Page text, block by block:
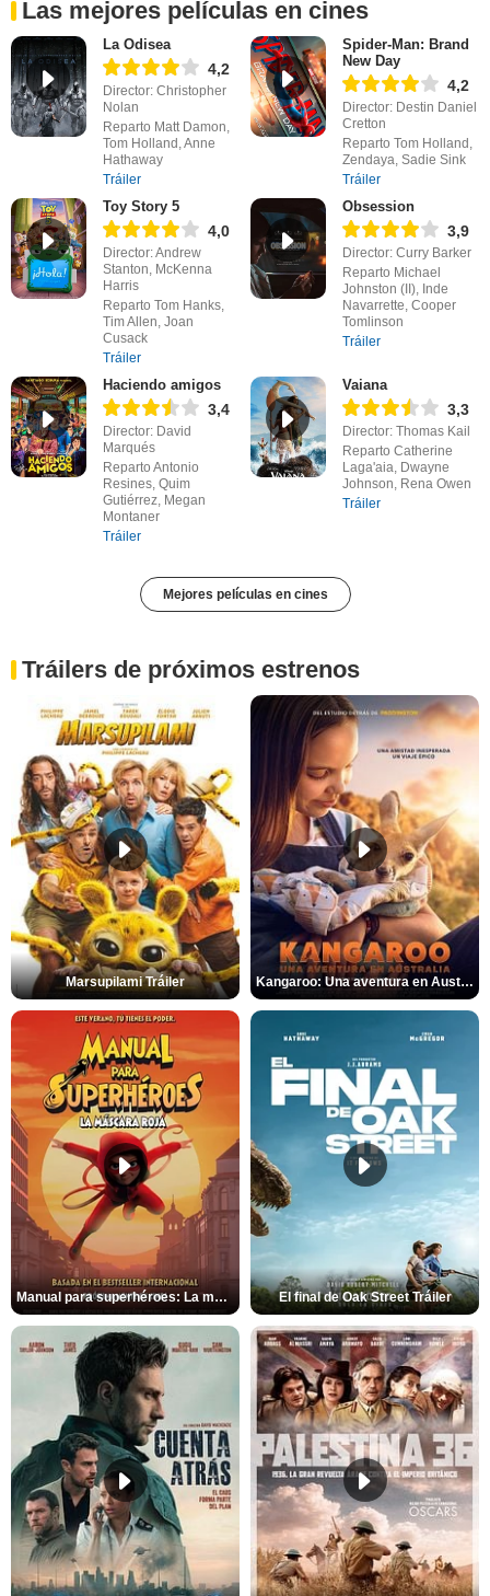
Las mejores películas en cines
La Odisea
4,2
Director: Christopher
Nolan
Reparto Matt Damon,
Tom Holland, Anne
Hathaway
Tráiler
Spider-Man: Brand
New Day
4,2
Director: Destin Daniel
Cretton
Reparto Tom Holland,
Zendaya, Sadie Sink
Tráiler
Toy Story 5
4,0
Director: Andrew
Stanton, McKenna
Harris
Reparto Tom Hanks,
Tim Allen, Joan
Cusack
Tráiler
Obsession
3,9
Director: Curry Barker
Reparto Michael
Johnston (II), Inde
Navarrette, Cooper
Tomlinson
Tráiler
Haciendo amigos
3,4
Director: David
Marqués
Reparto Antonio
Resines, Quim
Gutiérrez, Megan
Montaner
Tráiler
Vaiana
3,3
Director: Thomas Kail
Reparto Catherine
Laga'aia, Dwayne
Johnson, Rena Owen
Tráiler
Mejores películas en cines
Tráilers de próximos estrenos
Marsupilami Tráiler Kangaroo: Una aventura en Australia Tráiler
Manual para superhéroes: La máscara roja Tráiler El final de Oak Street Tráiler